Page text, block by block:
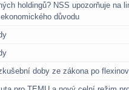
holdingů? NSS upozorňuje na
důvodu
doby ze zákona po